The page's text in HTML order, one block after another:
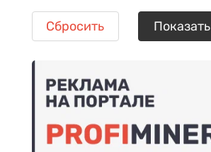
Показать
Сбросить